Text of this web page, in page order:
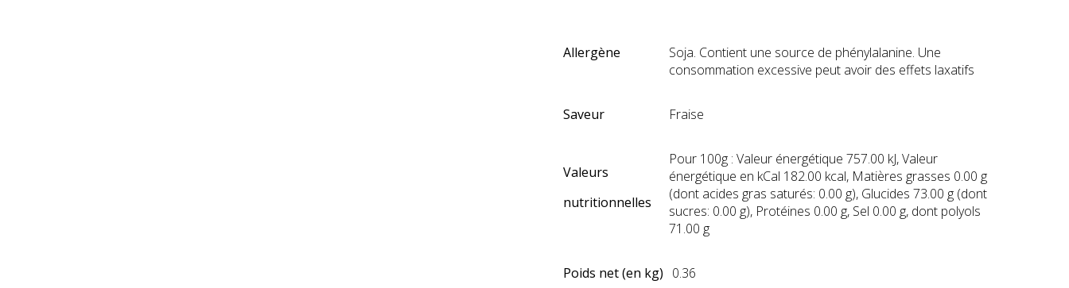
Allergène
Soja. Contient une source de phénylalanine. Une
consommation excessive peut avoir des effets laxatifs
Saveur Fraise
Valeurs
nutritionnelles
Pour 100g : Valeur énergétique 757.00 kJ, Valeur
énergétique en kCal 182.00 kcal, Matières grasses 0.00 g
(dont acides gras saturés: 0.00 g), Glucides 73.00 g (dont
sucres: 0.00 g), Protéines 0.00 g, Sel 0.00 g, dont polyols
71.00 g
Poids net (en kg) 0.36